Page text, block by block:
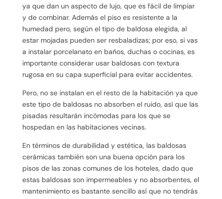
ya que dan un aspecto de lujo, que es fácil de limpiar
y de combinar. Además el piso es resistente a la
humedad pero, según el tipo de baldosa elegida, al
estar mojadas pueden ser resbaladizas; por eso, si vas
a instalar porcelanato en baños, duchas o cocinas, es
importante considerar usar baldosas con textura
rugosa en su capa superficial para evitar accidentes.
Pero, no se instalan en el resto de la habitación ya que
este tipo de baldosas no absorben el ruido, así que las
pisadas resultarán incómodas para los que se
hospedan en las habitaciones vecinas.
En términos de durabilidad y estética, las baldosas
cerámicas también son una buena opción para los
pisos de las zonas comunes de los hoteles, dado que
estas baldosas son impermeables y no absorbentes, el
mantenimiento es bastante sencillo así que no tendrás